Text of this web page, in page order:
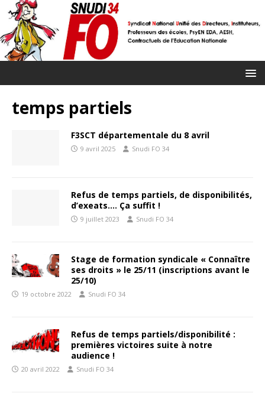
temps partiels
F3SCT départementale du 8 avril
9 avril 2025 Snudi FO 34
Refus de temps partiels, de disponibilités,
d’exeats…. Ça suffit !
9 juillet 2023 Snudi FO 34
Stage de formation syndicale « Connaître
ses droits » le 25/11 (inscriptions avant le
25/10)
19 octobre 2022 Snudi FO 34
Refus de temps partiels/disponibilité :
premières victoires suite à notre
audience !
20 avril 2022 Snudi FO 34